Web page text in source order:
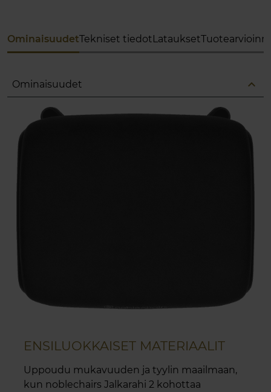
OminaisuudetTekniset tiedotLataukset
Ominaisuudet expand_less
ENSILUOKKAISET MATERIAALIT
Uppoudu mukavuuden ja tyylin maailmaan,
kun noblechairs Jalkarahi 2 kohottaa